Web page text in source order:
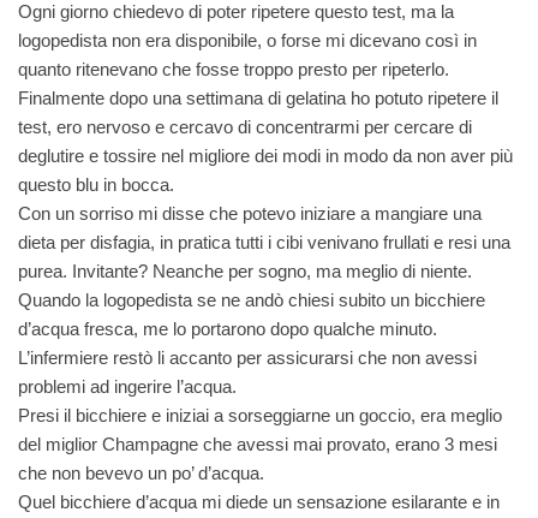
Ogni giorno chiedevo di poter ripetere questo test, ma la
logopedista non era disponibile, o forse mi dicevano così in
quanto ritenevano che fosse troppo presto per ripeterlo.
Finalmente dopo una settimana di gelatina ho potuto ripetere il
test, ero nervoso e cercavo di concentrarmi per cercare di
deglutire e tossire nel migliore dei modi in modo da non aver più
questo blu in bocca.
Con un sorriso mi disse che potevo iniziare a mangiare una
dieta per disfagia, in pratica tutti i cibi venivano frullati e resi una
purea. Invitante? Neanche per sogno, ma meglio di niente.
Quando la logopedista se ne andò chiesi subito un bicchiere
d’acqua fresca, me lo portarono dopo qualche minuto.
L’infermiere restò li accanto per assicurarsi che non avessi
problemi ad ingerire l’acqua.
Presi il bicchiere e iniziai a sorseggiarne un goccio, era meglio
del miglior Champagne che avessi mai provato, erano 3 mesi
che non bevevo un po’ d’acqua.
Quel bicchiere d’acqua mi diede un sensazione esilarante e in